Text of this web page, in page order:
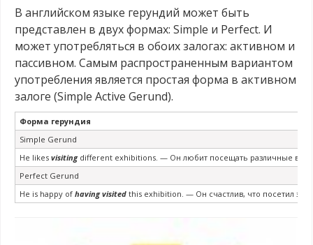
В английском языке герундий может быть
представлен в двух формах: Simple и Perfect. И
может употребляться в обоих залогах: активном и
пассивном. Самым распространенным вариантом
употребления является простая форма в активном
залоге (Simple Active Gerund).
Форма герундия
Simple Gerund
He likes visitingdifferent exhibitions. — Он любит посещать различные
Perfect Gerund
He is happy of having visitedthis exhibition. — Он счастлив, что посетил эту